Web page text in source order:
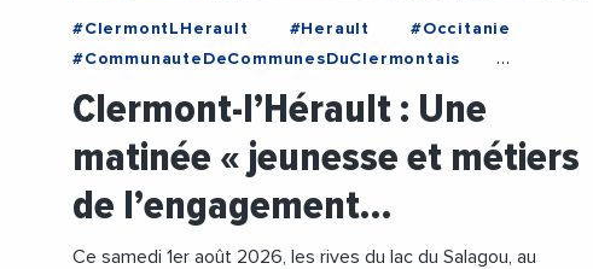
#ClermontLHerault #Herault
#Occitanie
#CommunauteDeCommunesDuClermontais
#Formation
#MairieClermontHerault
#Metiers
#Police
#Pompiers
#Videos
Clermont-l’Hérault : Une
matinée « jeunesse et métiers
de l’engagement…
Ce samedi 1er août 2026, les rives du lac du Salagou, au